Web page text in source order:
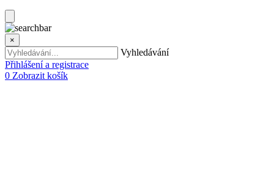
×
Vyhledávání
Přihlášení a registrace
0 Zobrazit košík